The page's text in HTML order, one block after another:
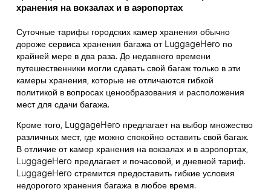
хранения на вокзалах и в аэропортах
Суточные тарифы городских камер хранения обычно
дороже сервиса хранения багажа от LuggageHero по
крайней мере в два раза. До недавнего времени
путешественники могли сдавать свой багаж только в эти
камеры хранения, которые не отличаются гибкой
политикой в вопросах ценообразования и расположения
мест для сдачи багажа.
Кроме того, LuggageHero предлагает на выбор множество
различных мест, где можно спокойно оставить свой багаж.
В отличие от камер хранения на вокзалах и в аэропортах,
LuggageHero предлагает и почасовой, и дневной тариф.
LuggageHero стремится предоставить гибкие условия
недорогого хранения багажа в любое время.